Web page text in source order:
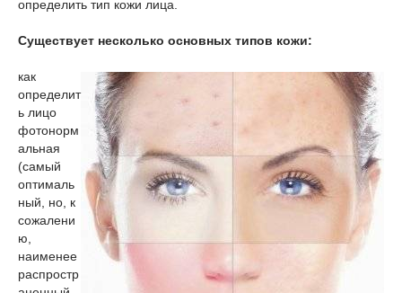
определить тип кожи лица.
Существует несколько основных типов кожи:
как
определит
ь лицо
фотонорм
альная
(самый
оптималь
ный, но, к
сожалени
ю,
наименее
распростр